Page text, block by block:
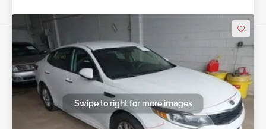
Swipe to right for more images